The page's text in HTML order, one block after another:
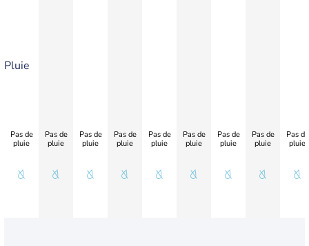
Pluie
Pas de
pluie
Pas de
pluie
Pas de
pluie
Pas de
pluie
Pas de
pluie
Pas de
pluie
Pas de
pluie
Pas de
pluie
Pas de
pluie